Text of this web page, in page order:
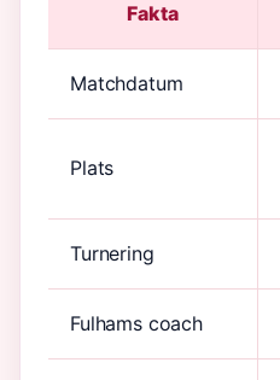
Fakta
Matchdatum
Plats
Turnering
Fulhams coach